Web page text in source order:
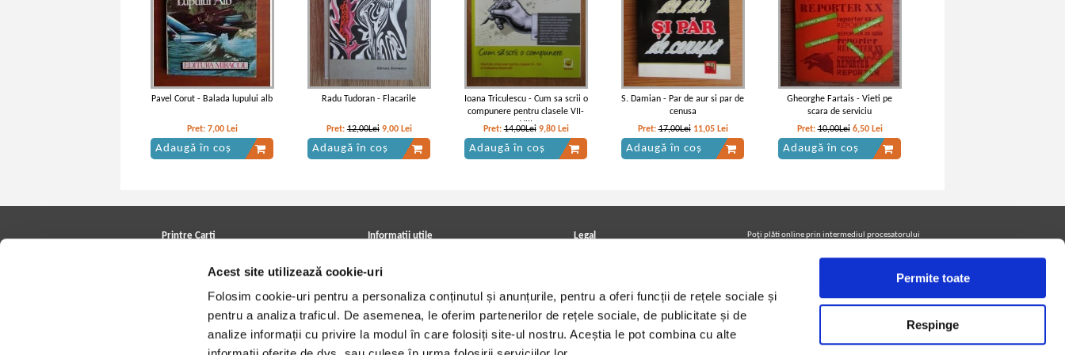
Acest site utilizează cookie-uri
Folosim cookie-uri pentru a personaliza conținutul și anunțurile, pentru a oferi funcții de rețele sociale și
pentru a analiza traficul. De asemenea, le oferim partenerilor de rețele sociale, de publicitate și de
analize informații cu privire la modul în care folosiți site-ul nostru. Aceștia le pot combina cu alte
Permite toate
Respinge
Mateiu I. Caragiale - Craii de Curtea
Mateiu I. Caragiale - Craii de Curtea-
Mateiu I. Caragiale - Craii de Curtea-
Mateiu I. Caragiale - Craii de Curtea-
Mateiu I. Caragiale - Craii de Curtea-
Pavel Corut - Balada lupului alb
Pret: 7,00 Lei
Adaugă în coș
Radu Tudoran - Flacarile
Pret:12,00Lei 9,00 Lei
Adaugă în coș
Ioana Triculescu - Cum sa scrii o
compunere pentru clasele VII-
VIII
Pret:14,00Lei 9,80 Lei
Adaugă în coș
S. Damian - Par de aur si par de
cenusa
Pret:17,00Lei 11,05 Lei
Adaugă în coș
Gheorghe Fartais - Vieti pe
scara de serviciu
Pret:10,00Lei 6,50 Lei
Adaugă în coș
Printre Carti
Cele mai căutate cărți
Blog Printre Carti
Cărţi sub 5 lei
Informatii utile
Achizitii viniluri, casete, CD/DVD
Cum cumpar?
Politica de livrare
Retur comenzi
Angajari - Cariere
Legal
Termeni si conditii
Utilizare cookie-uri
Poţi plăti online prin intermediul procesatorului
Urmăreşte-ne pe facebook pentru a fi la curent cu